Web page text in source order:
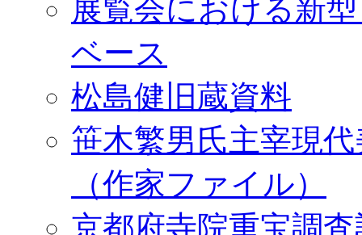
展覧会における新
ベース
松島健旧蔵資料
笹木繁男氏主宰現
（作家ファイル）
京都府寺院重宝調